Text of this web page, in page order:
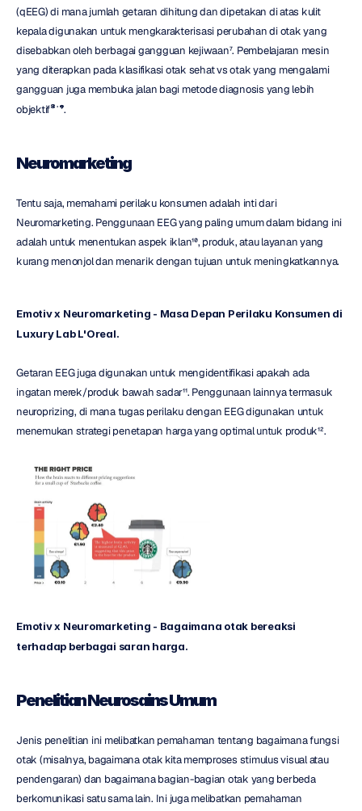
(qEEG) di mana jumlah getaran dihitung dan dipetakan di atas kulit
kepala digunakan untuk mengkarakterisasi perubahan di otak yang
disebabkan oleh berbagai gangguan kejiwaan⁷. Pembelajaran mesin
yang diterapkan pada klasifikasi otak sehat vs otak yang mengalami
gangguan juga membuka jalan bagi metode diagnosis yang lebih
objektif⁸ˈ⁹.
Neuromarketing
Tentu saja, memahami perilaku konsumen adalah inti dari
Neuromarketing. Penggunaan EEG yang paling umum dalam bidang ini
adalah untuk menentukan aspek iklan¹⁰, produk, atau layanan yang
kurang menonjol dan menarik dengan tujuan untuk meningkatkannya.
Emotiv x Neuromarketing - Masa Depan Perilaku Konsumen di
Luxury Lab L'Oreal.
Getaran EEG juga digunakan untuk mengidentifikasi apakah ada
ingatan merek/produk bawah sadar¹¹. Penggunaan lainnya termasuk
neuroprizing, di mana tugas perilaku dengan EEG digunakan untuk
menemukan strategi penetapan harga yang optimal untuk produk¹².
Emotiv x Neuromarketing - Bagaimana otak bereaksi
terhadap berbagai saran harga.
Penelitian Neurosains Umum
Jenis penelitian ini melibatkan pemahaman tentang bagaimana fungsi
otak (misalnya, bagaimana otak kita memproses stimulus visual atau
pendengaran) dan bagaimana bagian-bagian otak yang berbeda
berkomunikasi satu sama lain. Ini juga melibatkan pemahaman